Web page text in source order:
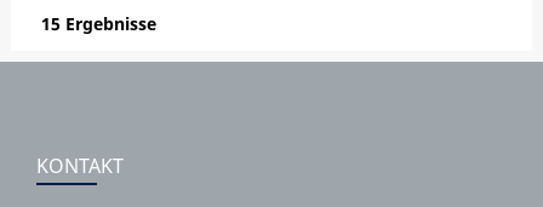
15 Ergebnisse
KONTAKT